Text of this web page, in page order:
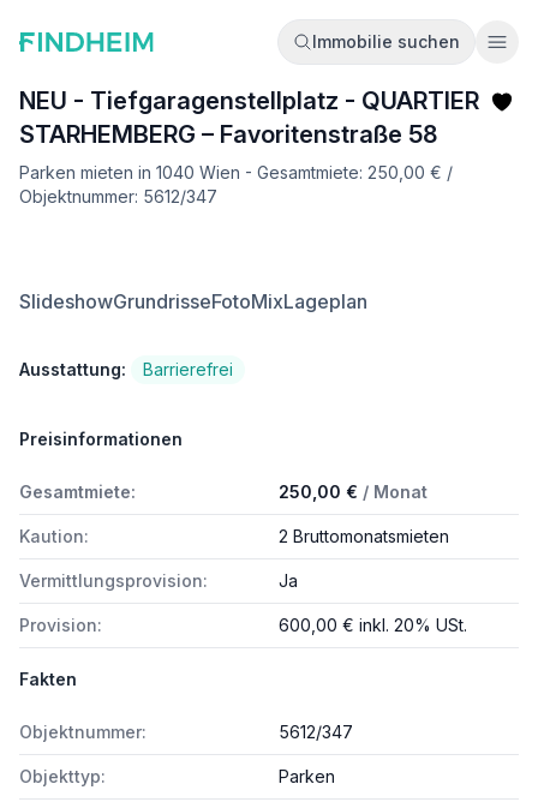
Immobilie suchen
NEU - Tiefgaragenstellplatz - QUARTIER
STARHEMBERG – Favoritenstraße 58
Parken mieten in 1040 Wien - Gesamtmiete: 250,00 € /
Objektnummer: 5612/347
SlideshowGrundrisseFotoMixLageplan
Ausstattung: Barrierefrei
Preisinformationen
Gesamtmiete: 250,00 € / Monat
Kaution: 2 Bruttomonatsmieten
Vermittlungsprovision: Ja
Provision: 600,00 € inkl. 20% USt.
Fakten
Objektnummer: 5612/347
Objekttyp: Parken